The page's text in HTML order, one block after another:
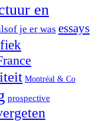
en
je er was essays
Montréal & Co
prospective